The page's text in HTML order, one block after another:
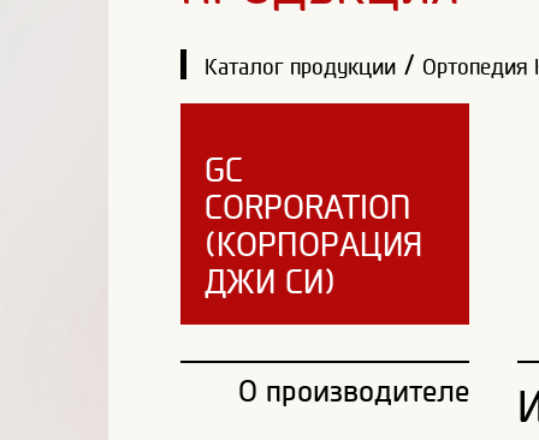
Каталог продукции / Ортопедия
GC
CORPORATION
(КОРПОРАЦИЯ
ДЖИ СИ)
О производителе